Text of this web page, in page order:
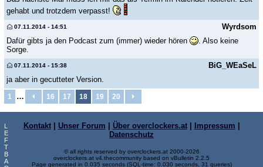
gehabt und trotzdem verpasst!
Wyrdsom
07.11.2014 - 14:51
Dafür gibts ja den Podcast zum (immer) wieder hören
. Also keine
Sorge.
BiG_WEaSeL
07.11.2014 - 15:38
ja aber in gecutteter Version.
1 … 16 17 18 19 20
L
E
F
T
B
A
Kontakt| Unser Forum Über overclockers.at| Impressum
Datenschutz
© all rights reserved by overclockers.at 2000-2026
overclockers.at v4.thecommunity based on vBulletin 2.2.5
Page generated in 0.035 seconds (SQL-time: 0.030 seconds, 31 queries)